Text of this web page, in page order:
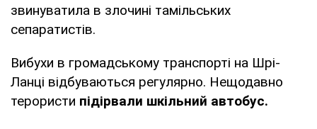
звинуватила в злочині тамільських
сепаратистів.
Вибухи в громадському транспорті на Шрі-
Ланці відбуваються регулярно. Нещодавно
терористи підірвали шкільний автобус.